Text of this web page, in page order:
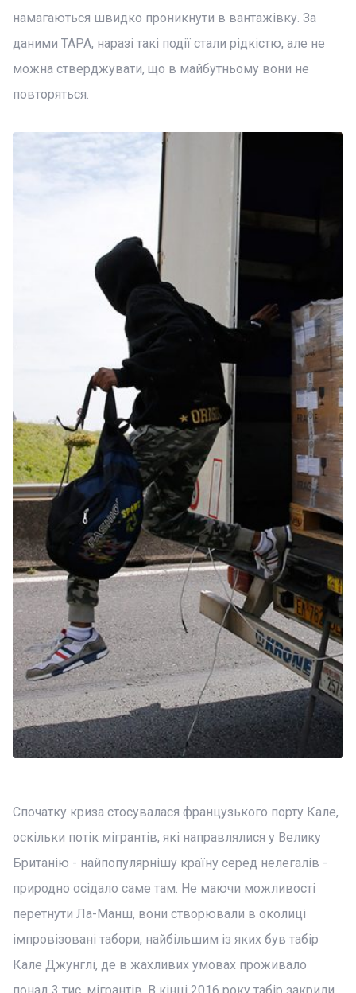
намагаються швидко проникнути в вантажівку. За
даними TAPA, наразі такі події стали рідкістю, але не
можна стверджувати, що в майбутньому вони не
повторяться.
Спочатку криза стосувалася французького порту Кале,
оскільки потік мігрантів, які направлялися у Велику
Британію - найпопулярнішу країну серед нелегалів -
природно осідало саме там. Не маючи можливості
перетнути Ла-Манш, вони створювали в околиці
імпровізовані табори, найбільшим із яких був табір
Кале Джунглі, де в жахливих умовах проживало